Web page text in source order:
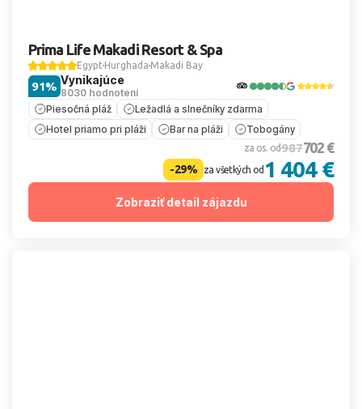
Prima Life Makadi Resort & Spa
Egypt Hurghada Makadi Bay
Vynikajúce
8030 hodnotení
91%
Piesočná pláž
Ležadlá a slnečníky zdarma
Hotel priamo pri pláži
Bar na pláži Tobogány
za os. od987702 €
-29% za všetkých od 1 404 €
Zobraziť detail zájazdu